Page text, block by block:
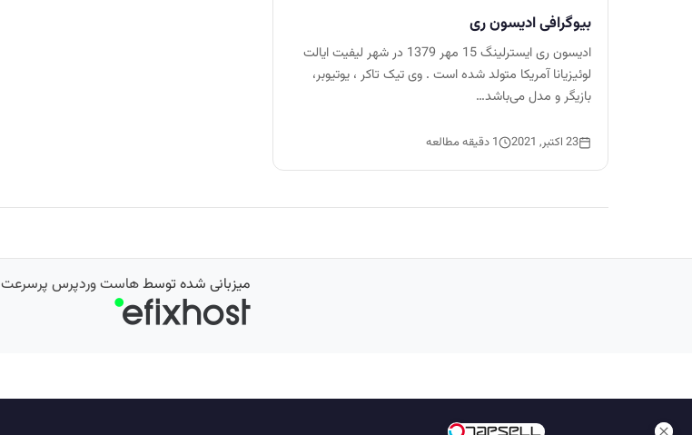
بیوگرافی ادیسون ری
ادیسون ری ایسترلینگ 15 مهر 1379 در شهر لیفیت ایالت
لوئیزیانا آمریکا متولد شده است . وی تیک تاکر ، یوتیوبر،
بازیگر و مدل می‌باشد…
23 اکتبر, 2021 1 دقیقه مطالعه
میزبانی شده توسطهاست وردپرس پرسرعت